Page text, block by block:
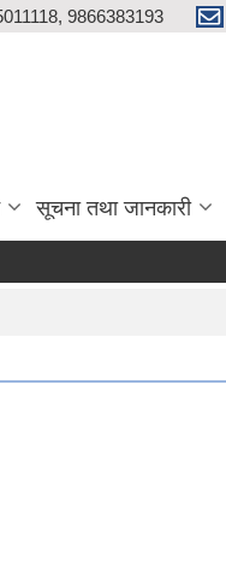
9866383193
सूचना तथा जानकारी